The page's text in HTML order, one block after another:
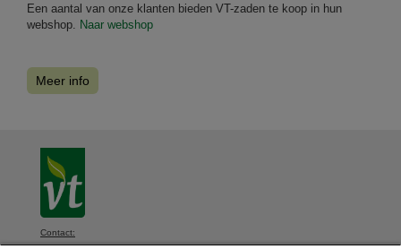
Een aantal van onze klanten bieden VT-zaden te koop in hun
webshop.
Naar webshop
Meer info
Contact: